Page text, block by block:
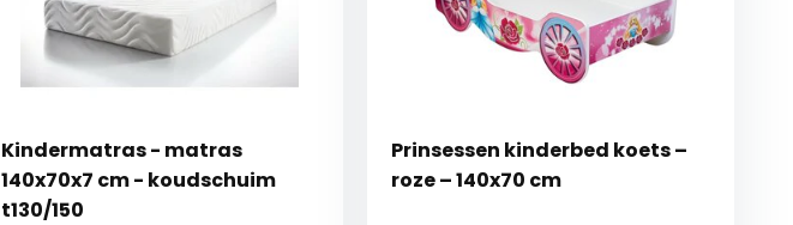
Kindermatras - matras
140x70x7 cm - koudschuim
t130/150
Prinsessen kinderbed koets –
roze – 140x70 cm